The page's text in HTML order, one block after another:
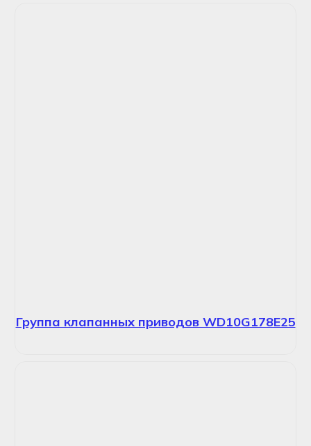
Группа клапанных приводов WD10G178E25